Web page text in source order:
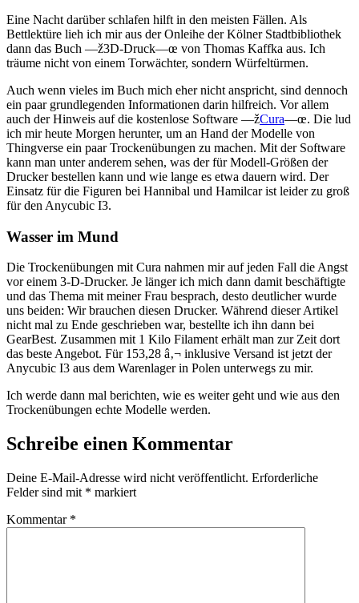
Eine Nacht darüber schlafen hilft in den meisten Fällen. Als
Bettlektüre lieh ich mir aus der Onleihe der Kölner Stadtbibliothek
dann das Buch —ž3D-Druck—œ von Thomas Kaffka aus. Ich
träume nicht von einem Torwächter, sondern Würfeltürmen.
Auch wenn vieles im Buch mich eher nicht anspricht, sind dennoch
ein paar grundlegenden Informationen darin hilfreich. Vor allem
auch der Hinweis auf die kostenlose Software —žCura—œ. Die lud
ich mir heute Morgen herunter, um an Hand der Modelle von
Thingverse ein paar Trockenübungen zu machen. Mit der Software
kann man unter anderem sehen, was der für Modell-Größen der
Drucker bestellen kann und wie lange es etwa dauern wird. Der
Einsatz für die Figuren bei Hannibal und Hamilcar ist leider zu groß
für den Anycubic I3.
Wasser im Mund
Die Trockenübungen mit Cura nahmen mir auf jeden Fall die Angst
vor einem 3-D-Drucker. Je länger ich mich dann damit beschäftigte
und das Thema mit meiner Frau besprach, desto deutlicher wurde
uns beiden: Wir brauchen diesen Drucker. Während dieser Artikel
nicht mal zu Ende geschrieben war, bestellte ich ihn dann bei
GearBest. Zusammen mit 1 Kilo Filament erhält man zur Zeit dort
das beste Angebot. Für 153,28 â‚¬ inklusive Versand ist jetzt der
Anycubic I3 aus dem Warenlager in Polen unterwegs zu mir.
Ich werde dann mal berichten, wie es weiter geht und wie aus den
Trockenübungen echte Modelle werden.
Schreibe einen Kommentar
Deine E-Mail-Adresse wird nicht veröffentlicht. Erforderliche
Felder sind mit * markiert
Kommentar *